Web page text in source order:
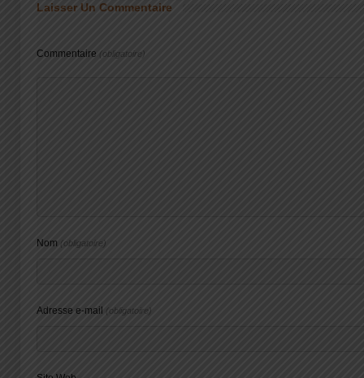
Laisser Un Commentaire
Commentaire (obligatoire)
Nom (obligatoire)
Adresse e-mail (obligatoire)